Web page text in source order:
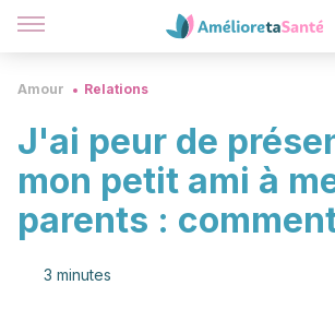
Amour Relations
J'ai peur de
mon petit ami à
parents :
3 minutes